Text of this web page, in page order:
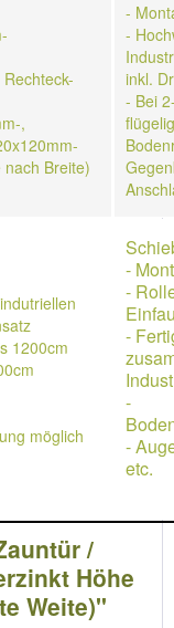
,
Breite)
-
-
inkl.
- Bei
1200cm
möglich
-
-
-
-
-
etc.
/
Höhe
Weite)"